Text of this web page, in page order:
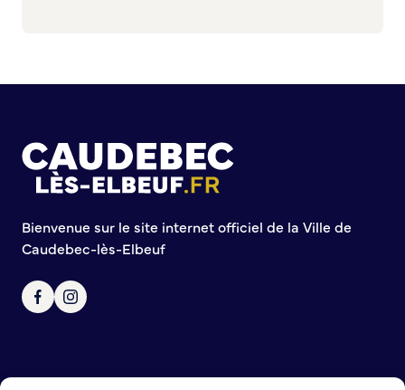
Bienvenue sur le site internet officiel de la Ville de
Caudebec-lès-Elbeuf